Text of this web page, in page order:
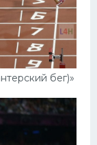
бег)»